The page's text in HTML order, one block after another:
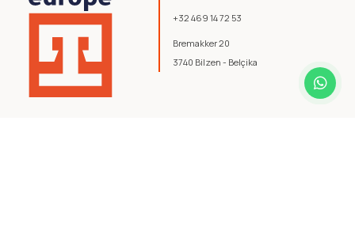
+32 469 14 72 53
Bremakker 20
3740 Bilzen - Belçika